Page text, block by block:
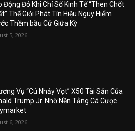
Động Đỏ Khi Chỉ Số Kinh Tế “Then Chốt
Thế Giới Phát Tín Hiệu Nguy Hiểm
Thềm bầu Cử Giữa Kỳ
5, 2026
Vụ “Cú Nhảy Vọt” X50 Tài Sản Của
Trump Jr. Nhờ Nền Tảng Cá Cược
6, 2026